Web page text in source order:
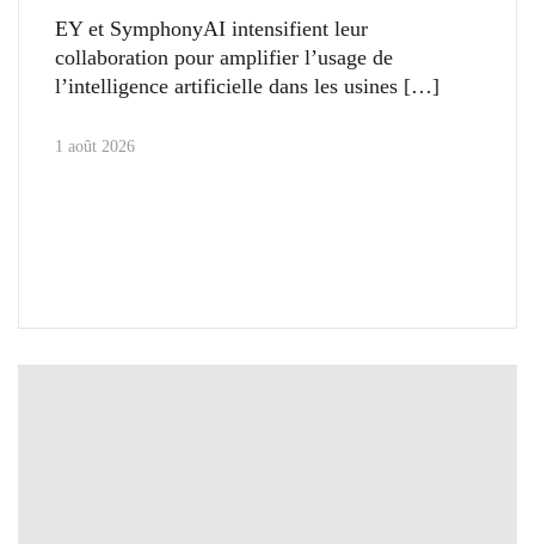
EY et SymphonyAI intensifient leur
collaboration pour amplifier l’usage de
l’intelligence artificielle dans les usines
1 août 2026